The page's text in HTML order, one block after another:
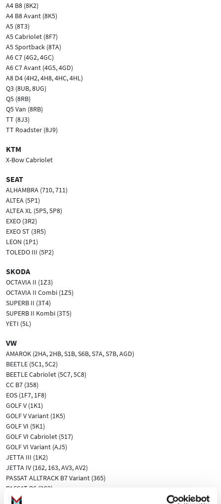
A4 B8 (8K2)
A4 B8 Avant (8K5)
A5 (8T3)
A5 Cabriolet (8F7)
A5 Sportback (8TA)
A6 C7 (4G2, 4GC)
A6 C7 Avant (4G5, 4GD)
A8 D4 (4H2, 4H8, 4HC, 4HL)
Q3 (8UB, 8UG)
Q5 (8RB)
Q5 Van (8RB)
TT (8J3)
TT Roadster (8J9)
KTM
X-Bow Cabriolet
SEAT
ALHAMBRA (710, 711)
ALTEA (5P1)
ALTEA XL (5P5, 5P8)
EXEO (3R2)
EXEO ST (3R5)
LEON (1P1)
TOLEDO III (5P2)
SKODA
OCTAVIA II (1Z3)
OCTAVIA II Combi (1Z5)
SUPERB II (3T4)
SUPERB II Kombi (3T5)
YETI (5L)
VW
AMAROK (2HA, 2HB, S1B, S6B, S7A, S7B, AGD)
BEETLE (5C1, 5C2)
BEETLE Cabriolet (5C7, 5C8)
CC B7 (358)
EOS (1F7, 1F8)
GOLF V (1K1)
GOLF V Variant (1K5)
GOLF VI (5K1)
GOLF VI Cabriolet (517)
GOLF VI Variant (AJ5)
JETTA III (1K2)
JETTA IV (162, 163, AV3, AV2)
PASSAT ALLTRACK B7 Variant (365)
PASSAT B6 (3C2)
PASSAT B6 Variant (3C5)